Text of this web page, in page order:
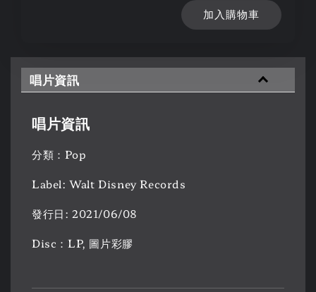
加入購物車
唱片資訊
唱片資訊
分類：Pop
Label: Walt Disney Records
發行日: 2021/06/08
Disc：LP, 圖片彩膠